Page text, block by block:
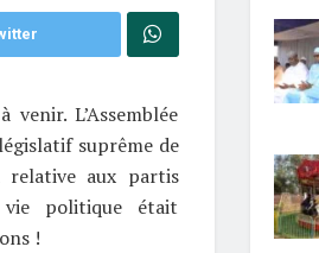
L’Assemblée
suprême de
aux partis
politique était
!